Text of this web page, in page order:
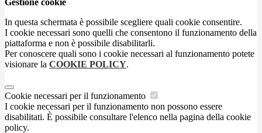
In questa schermata è possibile scegliere quali cookie consentire.
I cookie necessari sono quelli che consentono il funzionamento della
piattaforma e non è possibile disabilitarli.
Per conoscere quali sono i cookie necessari al funzionamento potete
visionare la COOKIE POLICY.
Cookie necessari per il funzionamento
I cookie necessari per il funzionamento non possono essere
disabilitati. È possibile consultare l'elenco nella pagina della cookie
policy.